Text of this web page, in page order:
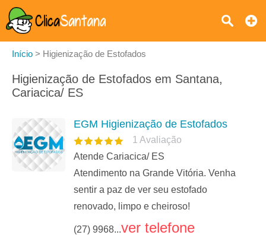
Início > Higienização de Estofados
Higienização de Estofados em Santana,
Cariacica/ ES
EGM Higienização de Estofados
1 Avaliação
Atende Cariacica/ ES
Atendimento na Grande Vitória. Venha
sentir a paz de ver seu estofado
renovado, limpo e cheiroso!
(27) 9968...ver telefone